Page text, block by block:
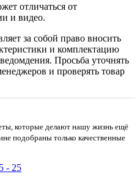
отличаться от
и видео.
за собой право вносить
и комплектацию
Просьба уточнять
и проверять товар
которые делают нашу жизнь ещё
подобраны только качественные
- 25